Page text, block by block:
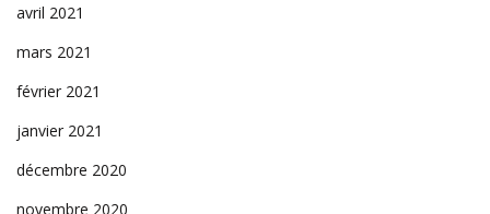
avril 2021
mars 2021
février 2021
janvier 2021
décembre 2020
novembre 2020